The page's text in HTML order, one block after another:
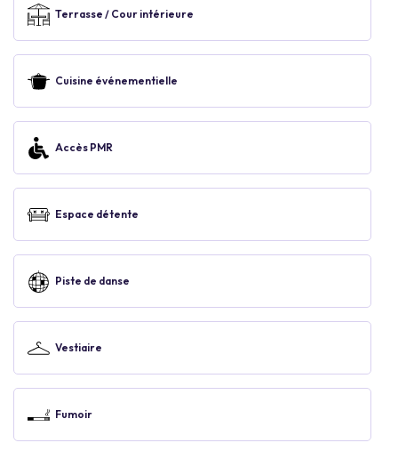
Terrasse / Cour intérieure
Cuisine événementielle
Accès PMR
Espace détente
Piste de danse
Vestiaire
Fumoir